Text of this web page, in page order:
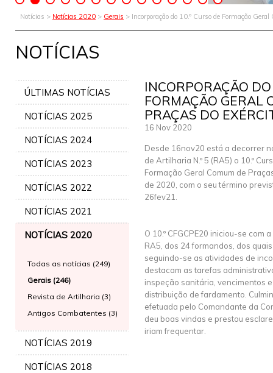
Notícias > Notícias 2020 > Gerais > Incorporação do 10.º Curso de Formação
NOTÍCIAS
ÚLTIMAS NOTÍCIAS
NOTÍCIAS 2025
NOTÍCIAS 2024
NOTÍCIAS 2023
NOTÍCIAS 2022
NOTÍCIAS 2021
NOTÍCIAS 2020
Todas as notícias (249)
Gerais (246)
Revista de Artilharia (3)
Antigos Combatentes (3)
NOTÍCIAS 2019
NOTÍCIAS 2018
INCORPORAÇÃO
FORMAÇÃO GERAL
PRAÇAS DO
16 Nov 2020
Desde 16nov20 está a decorrer
de Artilharia N.º 5 (RA5) o 10.º
Formação Geral Comum de
de 2020, com o seu término
26fev21.
O 10.º CFGCPE20 iniciou-se
RA5, dos 24 formandos, dos
seguindo-se as atividades de
destacam as tarefas
inspeção sanitária, vencimentos
distribuição de fardamento.
efetuada pelo Comandante da
deu boas vindas e prestou
iriam frequentar.